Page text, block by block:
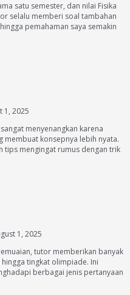
satu semester, dan nilai Fisika
selalu memberi soal tambahan
pemahaman saya semakin
1, 2025
menyenangkan karena
membuat konsepnya lebih nyata.
tips mengingat rumus dengan trik
1, 2025
tutor memberikan banyak
tingkat olimpiade. Ini
berbagai jenis pertanyaan